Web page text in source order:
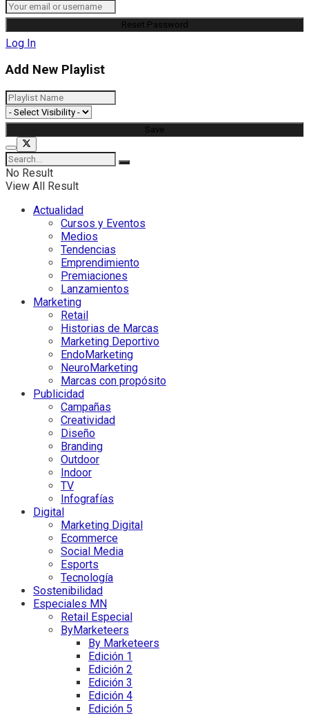
Log In
Add New Playlist
No Result
View All Result
Actualidad
Cursos y Eventos
Medios
Tendencias
Emprendimiento
Premiaciones
Lanzamientos
Marketing
Retail
Historias de Marcas
Marketing Deportivo
EndoMarketing
NeuroMarketing
Marcas con propósito
Publicidad
Campañas
Creatividad
Diseño
Branding
Outdoor
Indoor
TV
Infografías
Digital
Marketing Digital
Ecommerce
Social Media
Esports
Tecnología
Sostenibilidad
Especiales MN
Retail Especial
ByMarketeers
By Marketeers
Edición 1
Edición 2
Edición 3
Edición 4
Edición 5